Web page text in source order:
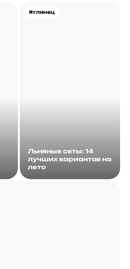
#глянец
Льняные сеты: 14
лучших вариантов на
лето